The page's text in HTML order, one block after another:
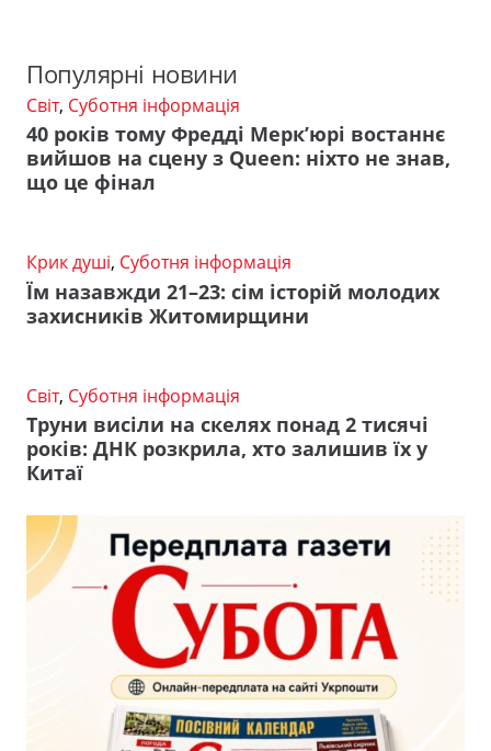
Популярні новини
Світ, Суботня інформація
40 років тому Фредді Мерк’юрі востаннє
вийшов на сцену з Queen: ніхто не знав,
що це фінал
Крик душі, Суботня інформація
Їм назавжди 21–23: сім історій молодих
захисників Житомирщини
Світ, Суботня інформація
Труни висіли на скелях понад 2 тисячі
років: ДНК розкрила, хто залишив їх у
Китаї